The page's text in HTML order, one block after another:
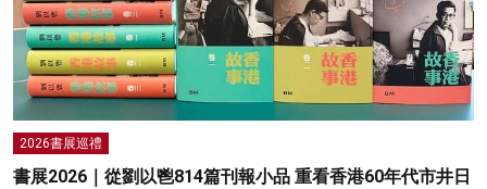
2026書展巡禮
書展2026｜從劉以鬯814篇刊報小品 重看香港60年代市井日